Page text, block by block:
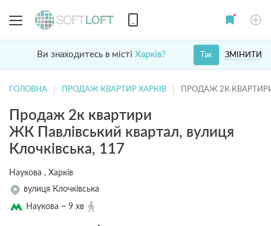
Ви знаходитесь в місті Харків? ЗМІНИТИ
Так
ГОЛОВНА ПРОДАЖ КВАРТИР ХАРКІВ ПРОДАЖ 2К
Продаж 2к квартири
ЖК Павлівський квартал, вулиця
Клочківська, 117
Наукова , Харків
вулиця Клочківська
Наукова ~ 9 хв